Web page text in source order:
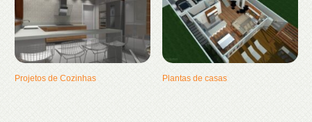
Projetos de Cozinhas Plantas de casas